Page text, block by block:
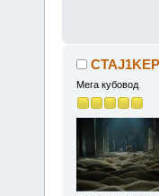
CTAJ1KEP
Мега кубовод